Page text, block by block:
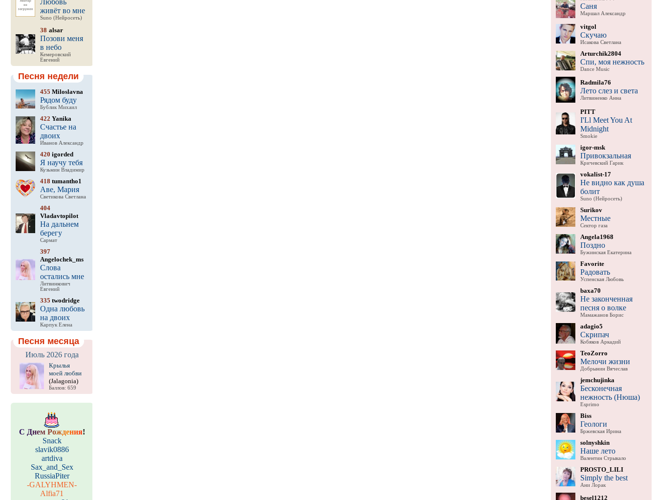
Любовь
живёт во мне
Suno (Нейросеть)
38 alsar
Позови меня
в небо
Кемеровский
Евгений
Песня недели
455 Miloslavna
Рядом буду
Бублик Михаил
422 Yanika
Счастье на
двоих
Иванов Александр
420 igorded
Я научу тебя
Кузьмин Владимир
418 tumantho1
Аве, Мария
Светикова Светлана
404
Vladavtopilot
На дальнем
берегу
Сармат
397
Angelochek_ms
Слова
остались мне
Литвинкович
Евгений
335 twodridge
Одна любовь
на двоих
Карпук Елена
Песня месяца
Июль 2026 года
Крылья
моей любви
(Jalagonia)
Баллов: 659
С Днем Рождения!
Snack
slavik0886
artdiva
Sax_and_Sex
RussiaPiter
-GALYHMEN-
Alfia71
Саня
Маршал Александр
vitgol
Скучаю
Исакова Светлана
Arturchik2804
Спи, моя нежность
Dance Music
Radmila76
Лето слез и света
Литвиненко Анна
PITT
I'Ll Meet You At
Midnight
Smokie
igor-msk
Привокзальная
Кричевский Гарик
vokalist-17
Не видно как душа
болит
Suno (Нейросеть)
Surikov
Местные
Сектор газа
Angela1968
Поздно
Бужинская Екатерина
Favorite
Радовать
Успенская Любовь
baxa70
Не законченная
песня о волке
Мамажанов Борис
adagio5
Скрипач
Кобяков Аркадий
TeoZorro
Мелочи жизни
Добрынин Вячеслав
jemchujinka
Бесконечная
нежность (Нюша)
Esprimo
Biss
Геологи
Бржевская Ирина
solnyshkin
Наше лето
Валентин Стрыкало
PROSTO_LILI
Simply the best
Ани Лорак
besel1212